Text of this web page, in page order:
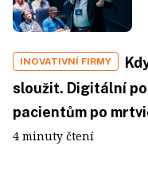
INOVATIVNÍ FIRMY
sloužit. Digitální
pacientům po
4 minuty čtení